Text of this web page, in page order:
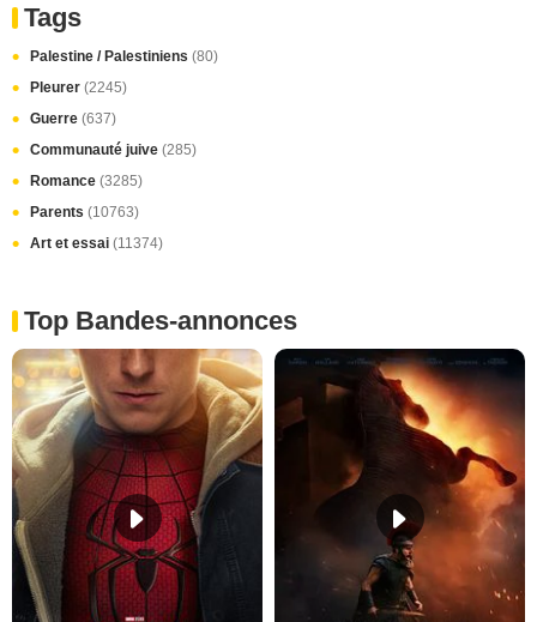
Tags
Palestine / Palestiniens (80)
Pleurer (2245)
Guerre (637)
Communauté juive (285)
Romance (3285)
Parents (10763)
Art et essai (11374)
Top Bandes-annonces